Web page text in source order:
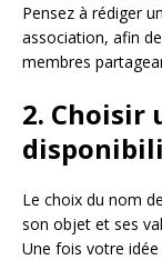
Pensez à rédiger
association, afin
membres
2. Choisir
Le choix du nom
son objet et ses
Une fois votre